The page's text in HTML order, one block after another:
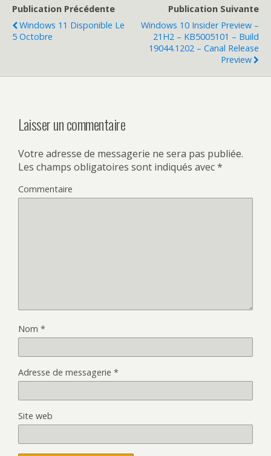
Publication Précédente
Windows 11 Disponible Le
5 Octobre
Publication Suivante
Windows 10 Insider Preview –
21H2 – KB5005101 – Build
19044.1202 – Canal Release
Preview
Laisser un commentaire
Votre adresse de messagerie ne sera pas publiée.
Les champs obligatoires sont indiqués avec*
Commentaire
Nom *
Adresse de messagerie *
Site web